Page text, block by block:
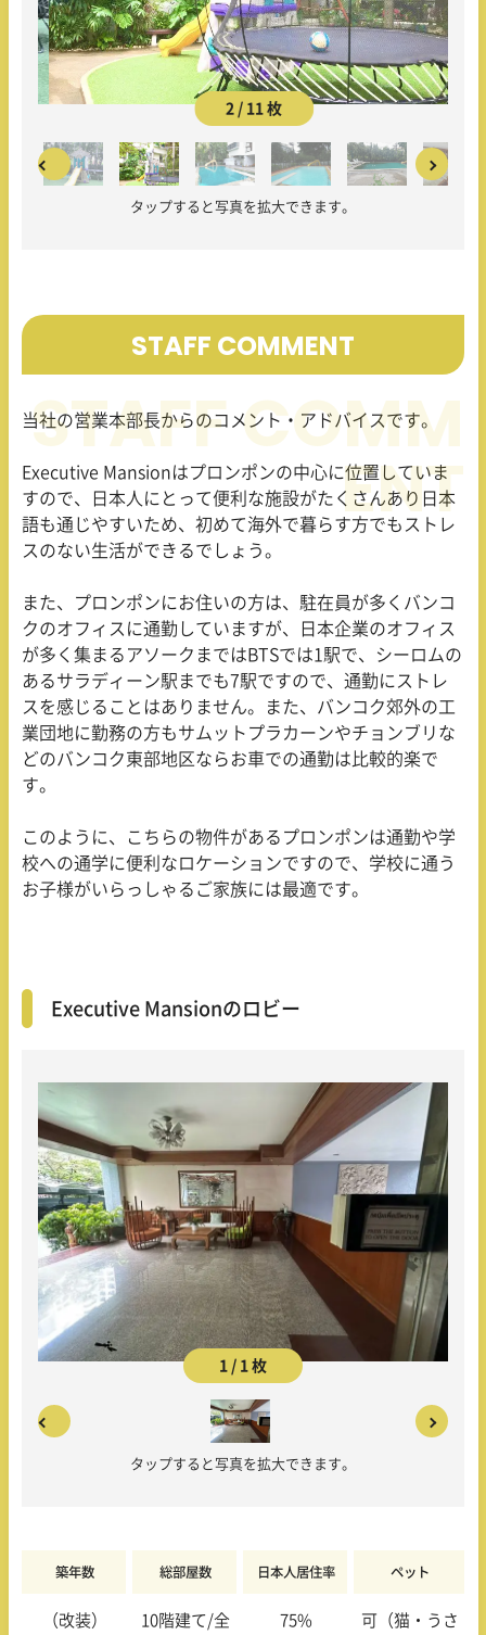
2 / 11 枚
タップすると写真を拡大できます。
STAFF COMMENT
当社の営業本部長からのコメント・アドバイスです。
Executive Mansionはプロンポンの中心に位置していま
すので、日本人にとって便利な施設がたくさんあり日本
語も通じやすいため、初めて海外で暮らす方でもストレ
スのない生活ができるでしょう。
また、プロンポンにお住いの方は、駐在員が多くバンコ
クのオフィスに通勤していますが、日本企業のオフィス
が多く集まるアソークまではBTSでは1駅で、シーロムの
あるサラディーン駅までも7駅ですので、通勤にストレ
スを感じることはありません。また、バンコク郊外の工
業団地に勤務の方もサムットプラカーンやチョンブリな
どのバンコク東部地区ならお車での通勤は比較的楽で
す。
このように、こちらの物件があるプロンポンは通勤や学
校への通学に便利なロケーションですので、学校に通う
お子様がいらっしゃるご家族には最適です。
Executive Mansionのロビー
1 / 1 枚
タップすると写真を拡大できます。
築年数 総部屋数 日本人居住率 ペット
（改装）
10階建て/全
75%
可（猫・うさ